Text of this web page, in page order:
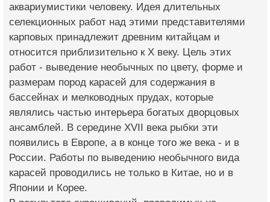
аквариумистики человеку. Идея длительных
селекционных работ над этими представителями
карповых принадлежит древним китайцам и
относится приблизительно к Х веку. Цель этих
работ - выведение необычных по цвету, форме и
размерам пород карасей для содержания в
бассейнах и мелководных прудах, которые
являлись частью интерьера богатых дворцовых
ансамблей. В середине ХVII века рыбки эти
появились в Европе, а в конце того же века - и в
России. Работы по выведению необычного вида
карасей проводились не только в Китае, но и в
Японии и Корее.